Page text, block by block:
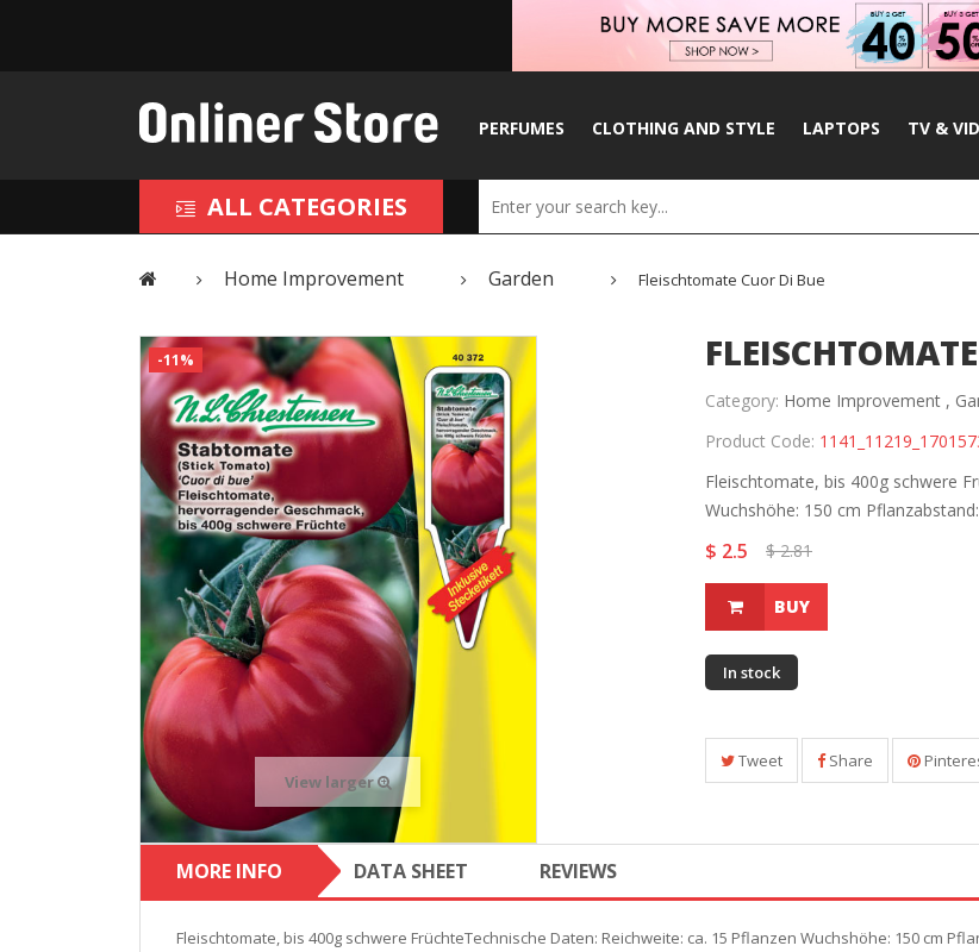
PERFUMES CLOTHING AND STYLE LAPTOPS TV &
ALL CATEGORIES
Home Improvement Garden Fleischtomate Cuor Di Bue
-11%
View larger
Category: Home Improvement ,
Product Code:
Fleischtomate, bis 400g schwere
Wuchshöhe: 150 cm
$ 2.5 $ 2.81
BUY
In stock
Tweet Share
MORE INFO DATA SHEET REVIEWS
Fleischtomate, bis 400g schwere FrüchteTechnische Daten: Reichweite: ca. 15 Pflanzen Wuchshöhe: 150 cm